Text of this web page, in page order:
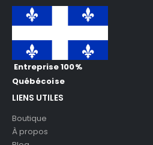
Entreprise 100%
Québécoise
LIENS UTILES
Boutique
À propos